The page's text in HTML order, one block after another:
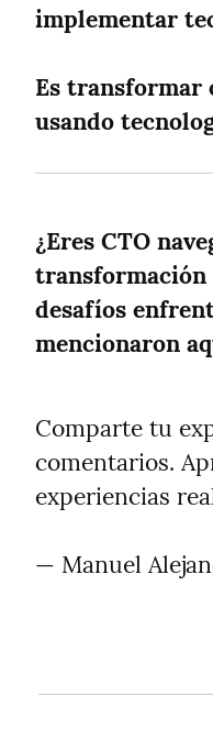
implementar
Es transformar
usando
¿Eres CTO
transformación
desafíos
mencionaron
Comparte tu
comentarios.
experiencias
— Manuel